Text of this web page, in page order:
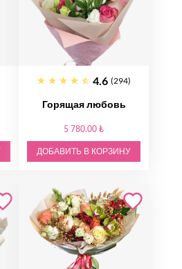
4.6 (294)
Горящая любовь
5 780.00 ₺
ДОБАВИТЬ В КОРЗИНУ